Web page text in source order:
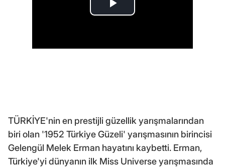
TÜRKİYE'nin en prestijli güzellik yarışmalarından
biri olan '1952 Türkiye Güzeli' yarışmasının birincisi
Gelengül Melek Erman hayatını kaybetti. Erman,
Türkiye'yi dünyanın ilk Miss Universe yarışmasında